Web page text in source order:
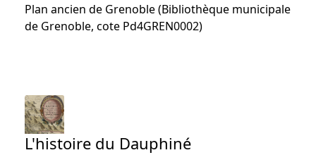
Plan ancien de Grenoble (Bibliothèque municipale
de Grenoble, cote Pd4GREN0002)
L'histoire du Dauphiné